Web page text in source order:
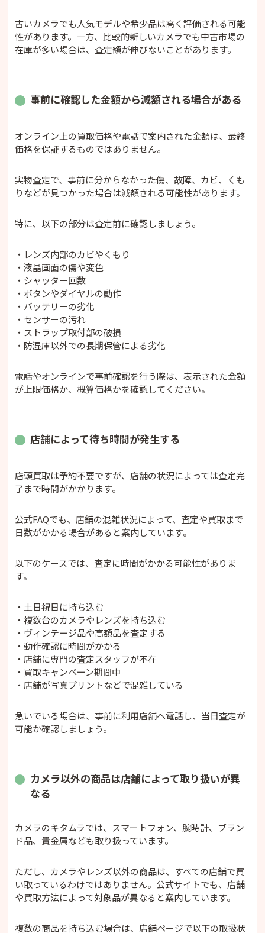
古いカメラでも人気モデルや希少品は高く評価される可能
性があります。一方、比較的新しいカメラでも中古市場の
在庫が多い場合は、査定額が伸びないことがあります。
事前に確認した金額から減額される場合がある
オンライン上の買取価格や電話で案内された金額は、最終
価格を保証するものではありません。
実物査定で、事前に分からなかった傷、故障、カビ、くも
りなどが見つかった場合は減額される可能性があります。
特に、以下の部分は査定前に確認しましょう。
・レンズ内部のカビやくもり
・液晶画面の傷や変色
・シャッター回数
・ボタンやダイヤルの動作
・バッテリーの劣化
・センサーの汚れ
・ストラップ取付部の破損
・防湿庫以外での長期保管による劣化
電話やオンラインで事前確認を行う際は、表示された金額
が上限価格か、概算価格かを確認してください。
店舗によって待ち時間が発生する
店頭買取は予約不要ですが、店舗の状況によっては査定完
了まで時間がかかります。
公式FAQでも、店舗の混雑状況によって、査定や買取まで
日数がかかる場合があると案内しています。
以下のケースでは、査定に時間がかかる可能性がありま
す。
・土日祝日に持ち込む
・複数台のカメラやレンズを持ち込む
・ヴィンテージ品や高額品を査定する
・動作確認に時間がかかる
・店舗に専門の査定スタッフが不在
・買取キャンペーン期間中
・店舗が写真プリントなどで混雑している
急いでいる場合は、事前に利用店舗へ電話し、当日査定が
可能か確認しましょう。
カメラ以外の商品は店舗によって取り扱いが異
なる
カメラのキタムラでは、スマートフォン、腕時計、ブラン
ド品、貴金属なども取り扱っています。
ただし、カメラやレンズ以外の商品は、すべての店舗で買
い取っているわけではありません。公式サイトでも、店舗
や買取方法によって対象品が異なると案内しています。
複数の商品を持ち込む場合は、店舗ページで以下の取扱状